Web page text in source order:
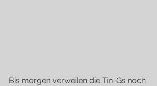
Bis morgen verweilen die Tin-Gs noch